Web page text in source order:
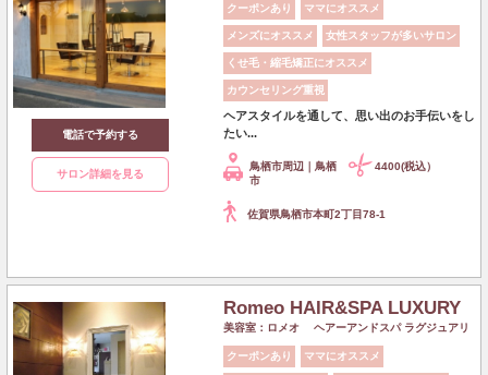
電話で予約する
サロン詳細を見る
クーポンあり ママにオススメ
メンズにオススメ 女性スタッフが多いサロン
くせ毛・縮毛矯正にオススメ
カウンセリング重視
ヘアスタイルを通して、思い出のお手伝いをし
たい...
鳥栖市周辺｜鳥栖
市
4400(税込）
佐賀県鳥栖市本町2丁目78-1
Romeo HAIR&SPA LUXURY
美容室：ロメオ ヘアーアンドスパ ラグジュアリ
クーポンあり ママにオススメ